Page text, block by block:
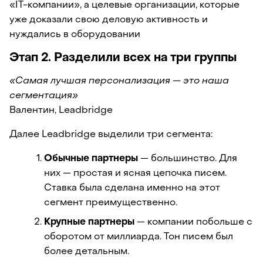
«IT-компании», а целевые организации, которые
уже доказали свою деловую активность и
нуждались в оборудовании
Этап 2. Разделили всех на три группы
«Самая лучшая персонализация — это наша
сегментация»
Валентин, Leadbridge
Далее Leadbridge выделили три сегмента:
Обычные партнеры — большинство. Для
них — простая и ясная цепочка писем.
Ставка была сделана именно на этот
сегмент преимущественно.
Крупные партнеры — компании побольше с
оборотом от миллиарда. Тон писем был
более детальным.